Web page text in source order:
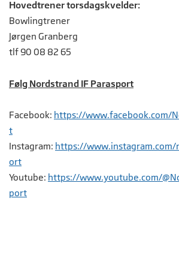
Hovedtrener torsdagskvelder:
Bowlingtrener
Jørgen Granberg
tlf 90 08 82 65
Følg Nordstrand IF Parasport
Facebook: https://www.facebook.com/
t
Instagram: https://www.instagram.com/
ort
Youtube: https://www.youtube.com/
port